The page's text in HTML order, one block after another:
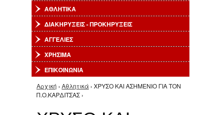
ΑΘΛΗΤΙΚΑ
ΔΙΑΚΗΡΥΞΕΙΣ - ΠΡΟΚΗΡΥΞΕΙΣ
ΑΓΓΕΛΙΕΣ
ΧΡΗΣΙΜΑ
ΕΠΙΚΟΙΝΩΝΙΑ
Είστε εδώ
Αρχική › Αθλητικά › ΧΡΥΣΟ ΚΑΙ ΑΣΗΜΕΝΙΟ ΓΙΑ ΤΟΝ
Π.Ο.ΚΑΡΔΙΤΣΑΣ ›